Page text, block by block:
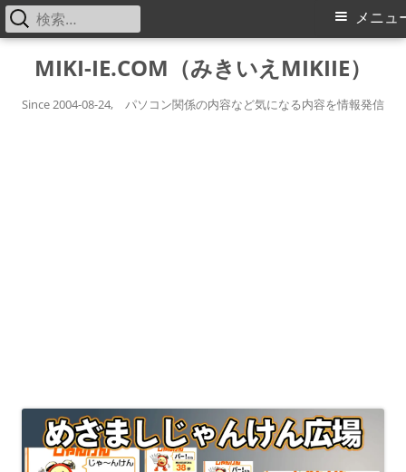
MIKI-IE.COM（みきいえMIKIIE）
Since 2004-08-24, パソコン関係の内容など気になる内容を情報発信
メ
メニュ
検
索: